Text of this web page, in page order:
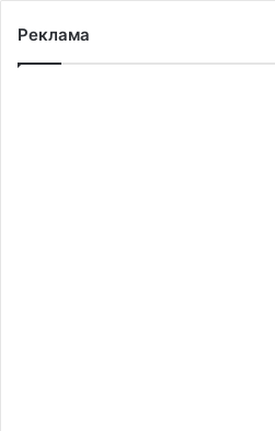
Реклама